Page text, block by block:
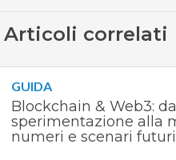
Articoli correlati
GUIDA
Blockchain & Web3:
sperimentazione alla
numeri e scenari futuri